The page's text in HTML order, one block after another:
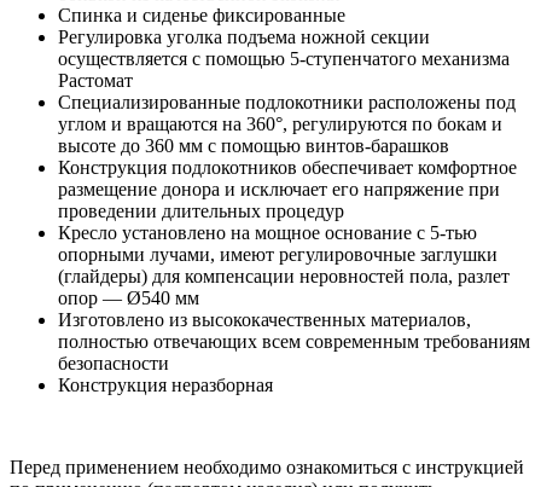
Спинка и сиденье фиксированные
Регулировка уголка подъема ножной секции
осуществляется с помощью 5-ступенчатого механизма
Растомат
Специализированные подлокотники расположены под
углом и вращаются на 360°, регулируются по бокам и
высоте до 360 мм с помощью винтов-барашков
Конструкция подлокотников обеспечивает комфортное
размещение донора и исключает его напряжение при
проведении длительных процедур
Кресло установлено на мощное основание с 5-тью
опорными лучами, имеют регулировочные заглушки
(глайдеры) для компенсации неровностей пола, разлет
опор — Ø540 мм
Изготовлено из высококачественных материалов,
полностью отвечающих всем современным требованиям
безопасности
Конструкция неразборная
Перед применением необходимо ознакомиться с инструкцией